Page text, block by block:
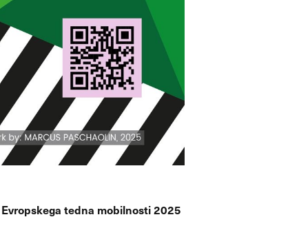
Evropskega tedna mobilnosti 2025